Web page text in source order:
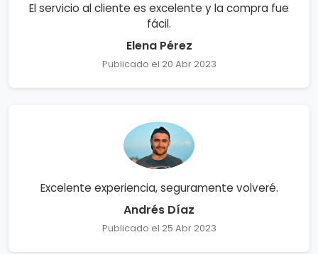
El servicio al cliente es excelente y la compra fue
fácil.
Elena Pérez
Publicado el 20 Abr 2023
Excelente experiencia, seguramente volveré.
Andrés Díaz
Publicado el 25 Abr 2023